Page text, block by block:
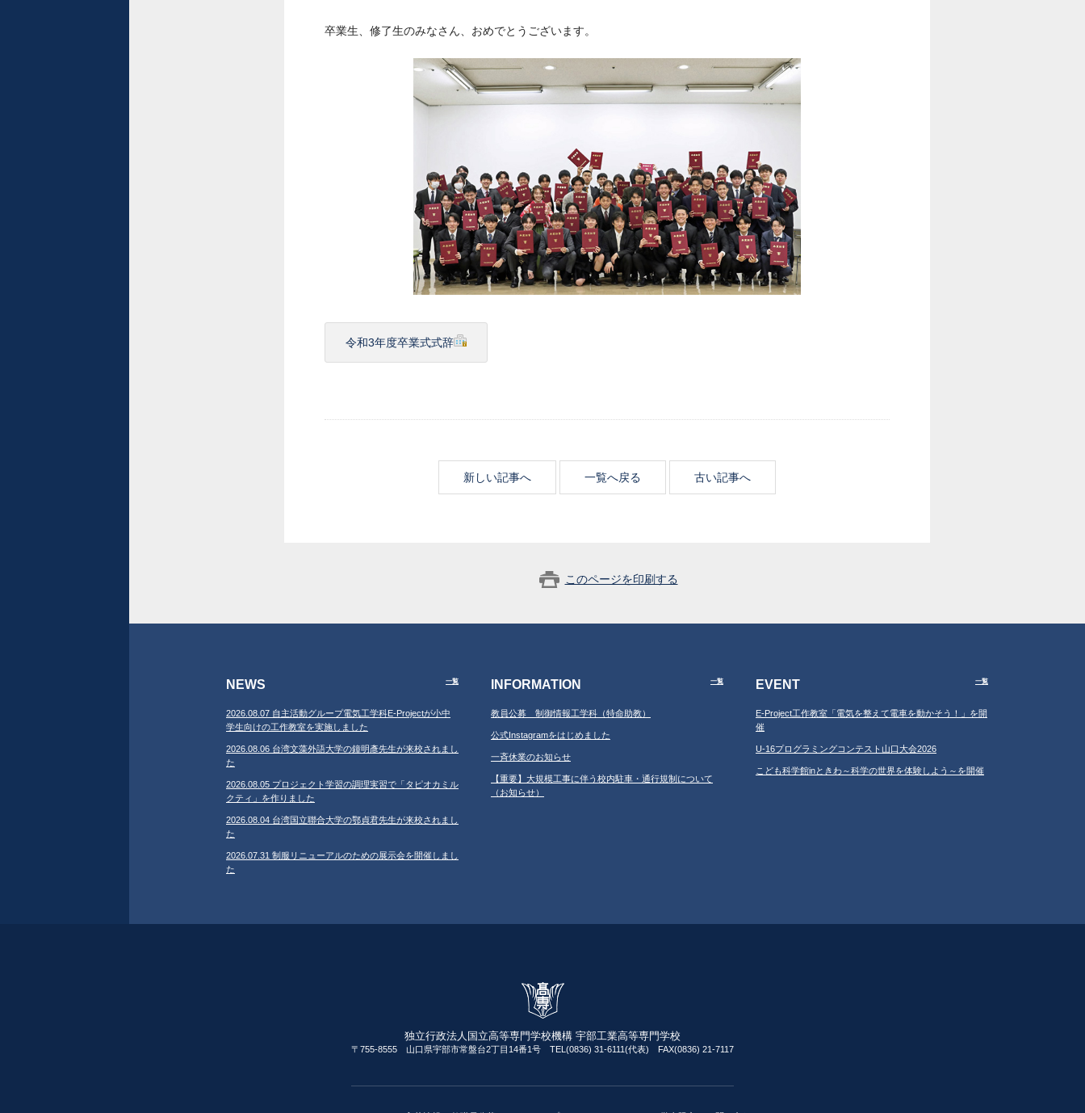
卒業生、修了生のみなさん、おめでとうございます。
令和3年度卒業式式辞
新しい記事へ 一覧へ戻る 古い記事へ
このページを印刷する
NEWS 一覧
2026.08.07 自主活動グループ電気工学科E-Projectが小中
学生向けの工作教室を実施しました
2026.08.06 台湾文藻外語大学の鐘明彥先生が来校されまし
た
2026.08.05 プロジェクト学習の調理実習で「タピオカミル
クティ」を作りました
2026.08.04 台湾国立聯合大学の鄂貞君先生が来校されまし
た
2026.07.31 制服リニューアルのための展示会を開催しまし
た
INFORMATION 一覧
教員公募 制御情報工学科（特命助教）
公式Instagramをはじめました
一斉休業のお知らせ
【重要】大規模工事に伴う校内駐車・通行規制について
（お知らせ）
EVENT 一覧
E-Project工作教室「電気を整えて電車を動かそう！」を開
催
U-16プログラミングコンテスト山口大会2026
こども科学館inときわ～科学の世界を体験しよう～を開催
独立行政法人国立高等専門学校機構 宇部工業高等専門学校
〒755-8555 山口県宇部市常盤台2丁目14番1号 TEL(0836) 31-6111(代表) FAX(0836) 21-7117